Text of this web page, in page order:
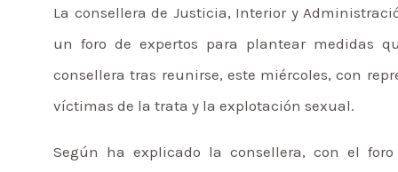
La consellera de Justicia, Interior y
un foro de expertos para plantear medidas
consellera tras reunirse, este miércoles, con
víctimas de la trata y la explotación sexual.
Según ha explicado la consellera, con el